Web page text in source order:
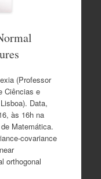
(Professor
Ciências e
Data,
às 16h na
Matemática.
covariance
orthogonal